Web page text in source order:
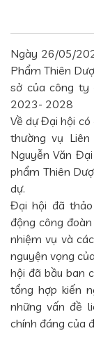
Ngày 26/05/
Phẩm Thiên
sở của công ty
2023- 2028
Về dự Đại hội có
thường vụ
Nguyễn Văn
phẩm Thiên
dự.
Đại hội đã
động công
nhiệm vụ và
nguyện vọng
hội đã bầu ban
tổng hợp kiến
những vấn đề
chính đáng của